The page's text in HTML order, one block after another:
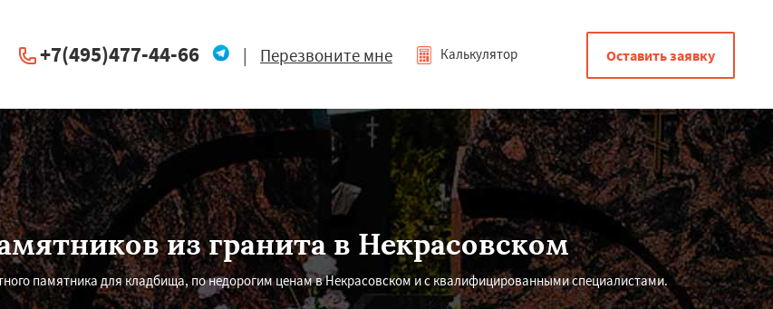
+7(495)477-44-66 | Перезвоните мне Калькулятор Оставить заявку
из гранита в Некрасовском
памятника для кладбища, по недорогим ценам в Некрасовском и с квалифицированными специалистами.